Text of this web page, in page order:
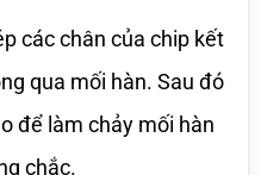
các chân của chip kết
qua mối hàn. Sau đó
để làm chảy mối hàn
chắc.